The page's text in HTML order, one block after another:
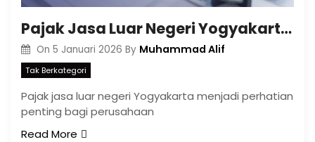
Pajak Jasa Luar Negeri Yogyakarta: Panduan Lengkap
On 5 Januari 2026 By Muhammad Alif
Tak Berkategori
Pajak jasa luar negeri Yogyakarta menjadi perhatian
penting bagi perusahaan
Read More